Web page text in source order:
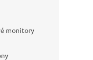
monitory